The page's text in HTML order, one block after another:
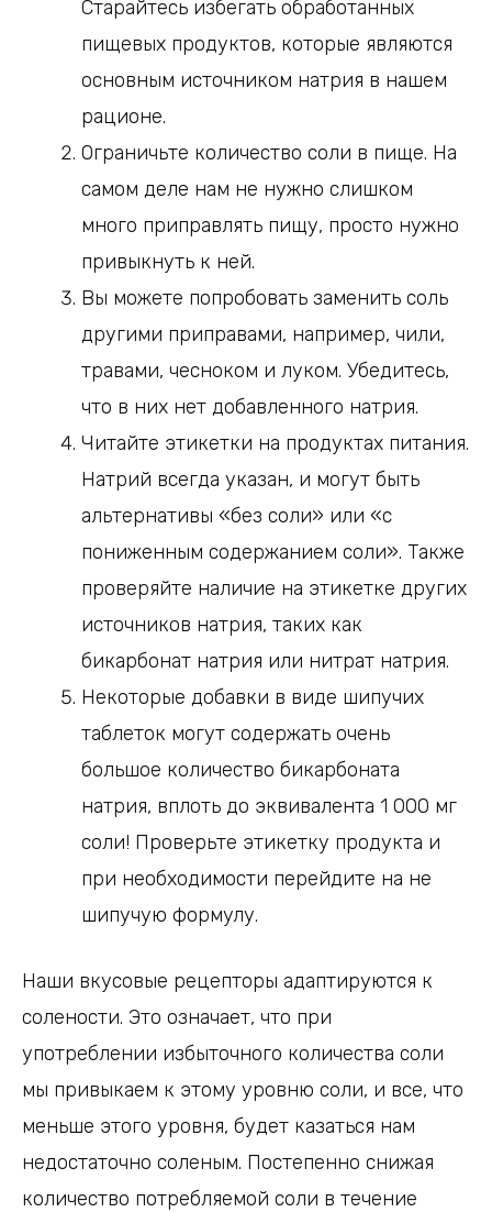
Старайтесь избегать обработанных
пищевых продуктов, которые являются
основным источником натрия в нашем
рационе.
Ограничьте количество соли в пище. На
самом деле нам не нужно слишком
много приправлять пищу, просто нужно
привыкнуть к ней.
Вы можете попробовать заменить соль
другими приправами, например, чили,
травами, чесноком и луком. Убедитесь,
что в них нет добавленного натрия.
Читайте этикетки на продуктах питания.
Натрий всегда указан, и могут быть
альтернативы «без соли» или «с
пониженным содержанием соли». Также
проверяйте наличие на этикетке других
источников натрия, таких как
бикарбонат натрия или нитрат натрия.
Некоторые добавки в виде шипучих
таблеток могут содержать очень
большое количество бикарбоната
натрия, вплоть до эквивалента 1 000 мг
соли! Проверьте этикетку продукта и
при необходимости перейдите на не
шипучую формулу.
Наши вкусовые рецепторы адаптируются к
солености. Это означает, что при
употреблении избыточного количества соли
мы привыкаем к этому уровню соли, и все, что
меньше этого уровня, будет казаться нам
недостаточно соленым. Постепенно снижая
количество потребляемой соли в течение